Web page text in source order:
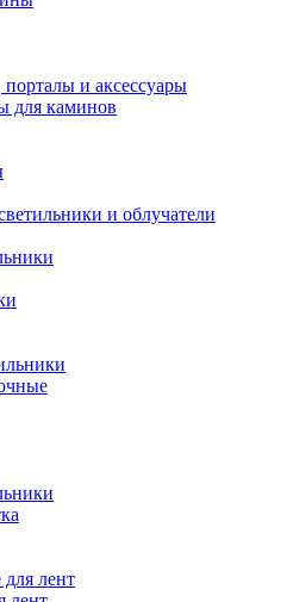
и аксессуары
для каминов
и облучатели
лент